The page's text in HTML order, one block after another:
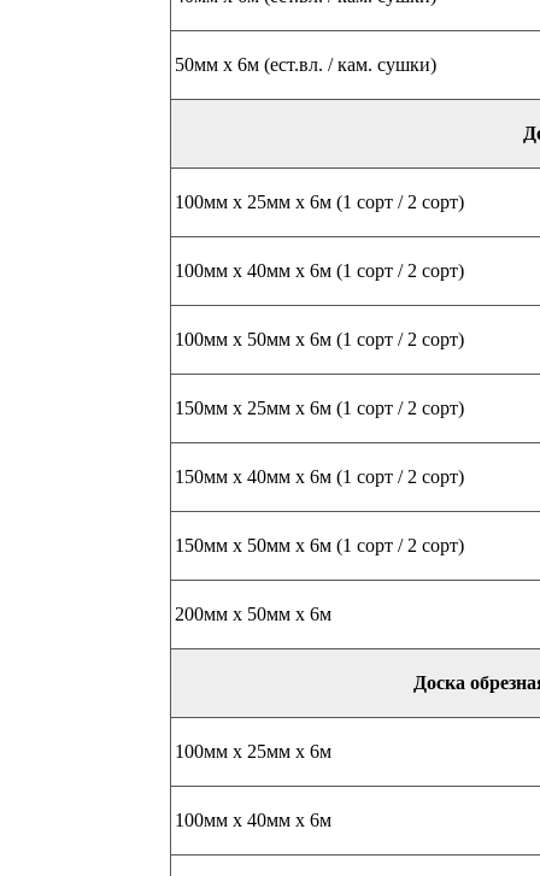
50мм х 6м (ест.вл. / кам. сушки)
100мм х 25мм х 6м (1 сорт / 2 сорт)
100мм х 40мм х 6м (1 сорт / 2 сорт)
100мм х 50мм х 6м (1 сорт / 2 сорт)
150мм х 25мм х 6м (1 сорт / 2 сорт)
150мм х 40мм х 6м (1 сорт / 2 сорт)
150мм х 50мм х 6м (1 сорт / 2 сорт)
200мм х 50мм х 6м
Доска
100мм х 25мм х 6м
100мм х 40мм х 6м